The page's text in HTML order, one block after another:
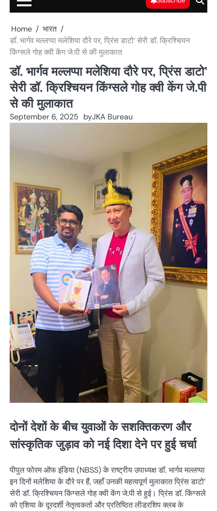
Home
भारत
डॉ. भार्गव मल्लप्पा मलेशिया दौरे पर, प्रिंस डाटो’ सेरी डॉ. क्रिश्चियन
किंग्सले गोह क्वी केंग जे.पी से की मुलाकात
डॉ. भार्गव मल्लप्पा मलेशिया दौरे पर, प्रिंस डाटो’
सेरी डॉ. क्रिश्चियन किंग्सले गोह क्वी केंग जे.पी
से की मुलाकात
September 6, 2025 byJKA Bureau
दोनों देशों के बीच युवाओं के सशक्तिकरण और
सांस्कृतिक जुड़ाव को नई दिशा देने पर हुई चर्चा
पीपुल फोरम ऑफ इंडिया (NBSS) के राष्ट्रीय उपाध्यक्ष डॉ. भार्गव मल्लप्पा
इन दिनों मलेशिया के दौरे पर हैं, जहाँ उनकी महत्वपूर्ण मुलाकात प्रिंस डाटो’
सेरी डॉ. क्रिश्चियन किंग्सले गोह क्वी केंग जे.पी से हुई। प्रिंस डॉ. किंग्सले
को एशिया के दूरदर्शी नेतृत्वकर्ता और प्रतिष्ठित लीडरशिप क्लब के